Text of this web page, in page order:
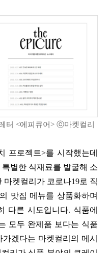
터 <에피큐어> ⓒ마켓컬리
프로젝트>를 시작했는데
별한 식재료를 발굴해 소
켓컬리가 코로나19로 직
맛집 메뉴를 상품화하며
다른 시도입니다. 식품에
모두 완제품 보다는 식품
겠다는 마켓컬리의 메시